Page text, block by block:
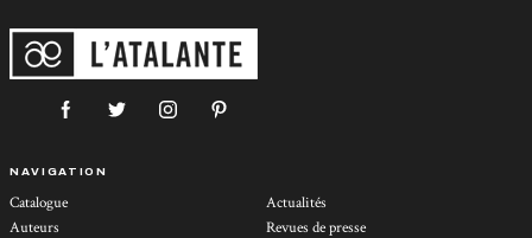
NAVIGATION
Catalogue
Auteurs
Actualités
Revues de presse